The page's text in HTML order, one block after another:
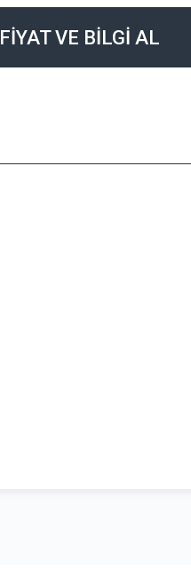
FİYAT VE BİLGİ AL